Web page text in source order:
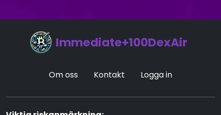
Immediate+100DexAir
Om oss Kontakt Logga in